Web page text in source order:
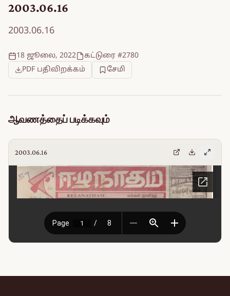
2003.06.16
2003.06.16
18 ஜூலை, 2022
கட்டுரை #2780
PDF பதிவிறக்கம்
சேமி
ஆவணத்தைப் படிக்கவும்
2003.06.16